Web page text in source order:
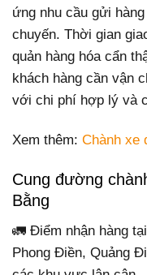
ứng nhu cầu gửi
chuyến. Thời gian
quản hàng hóa cẩn
khách hàng cần vận
với chi phí hợp lý và
Xem thêm: Chành xe
Cung đường
Bằng
🚛 Điểm nhận hàng
Phong Điền, Quảng